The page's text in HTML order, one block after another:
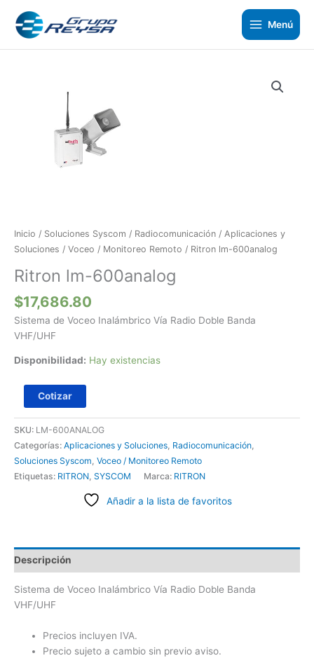
contenido
Menú
Inicio / Soluciones Syscom / Radiocomunicación / Aplicaciones y
Soluciones / Voceo / Monitoreo Remoto / Ritron lm-600analog
Ritron lm-600analog
$17,686.80
Sistema de Voceo Inalámbrico Vía Radio Doble Banda
VHF/UHF
Disponibilidad: Hay existencias
Cotizar
SKU: LM-600ANALOG
Categorías: Aplicaciones y Soluciones, Radiocomunicación,
Soluciones Syscom, Voceo / Monitoreo Remoto
Etiquetas: RITRON, SYSCOM Marca: RITRON
Añadir a la lista de favoritos
Descripción
Sistema de Voceo Inalámbrico Vía Radio Doble Banda
VHF/UHF
Precios incluyen IVA.
Precio sujeto a cambio sin previo aviso.